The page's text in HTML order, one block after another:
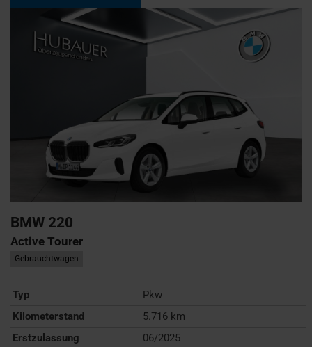
BMW 220
Active Tourer
Gebrauchtwagen
Typ
Pkw
Kilometerstand
5.716 km
Erstzulassung
06/2025